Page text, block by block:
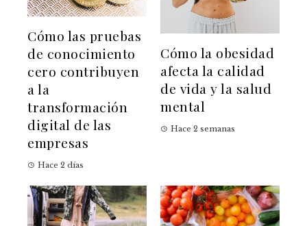
Cómo las pruebas
de conocimiento
cero contribuyen
a la
transformación
digital de las
empresas
Hace 2 días
Cómo la obesidad
afecta la calidad
de vida y la salud
mental
Hace 2 semanas